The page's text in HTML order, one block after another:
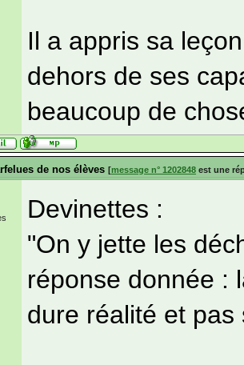
Il a appris sa
dehors de ses
beaucoup de
de nos élèves [message n° 1202848 est une
Devinettes :
"On y jette les
réponse donnée :
dure réalité et